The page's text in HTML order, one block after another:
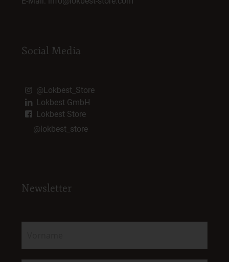
Social Media
@Lokbest_Store
Lokbest GmbH
Lokbest Store
@lokbest_store
Newsletter